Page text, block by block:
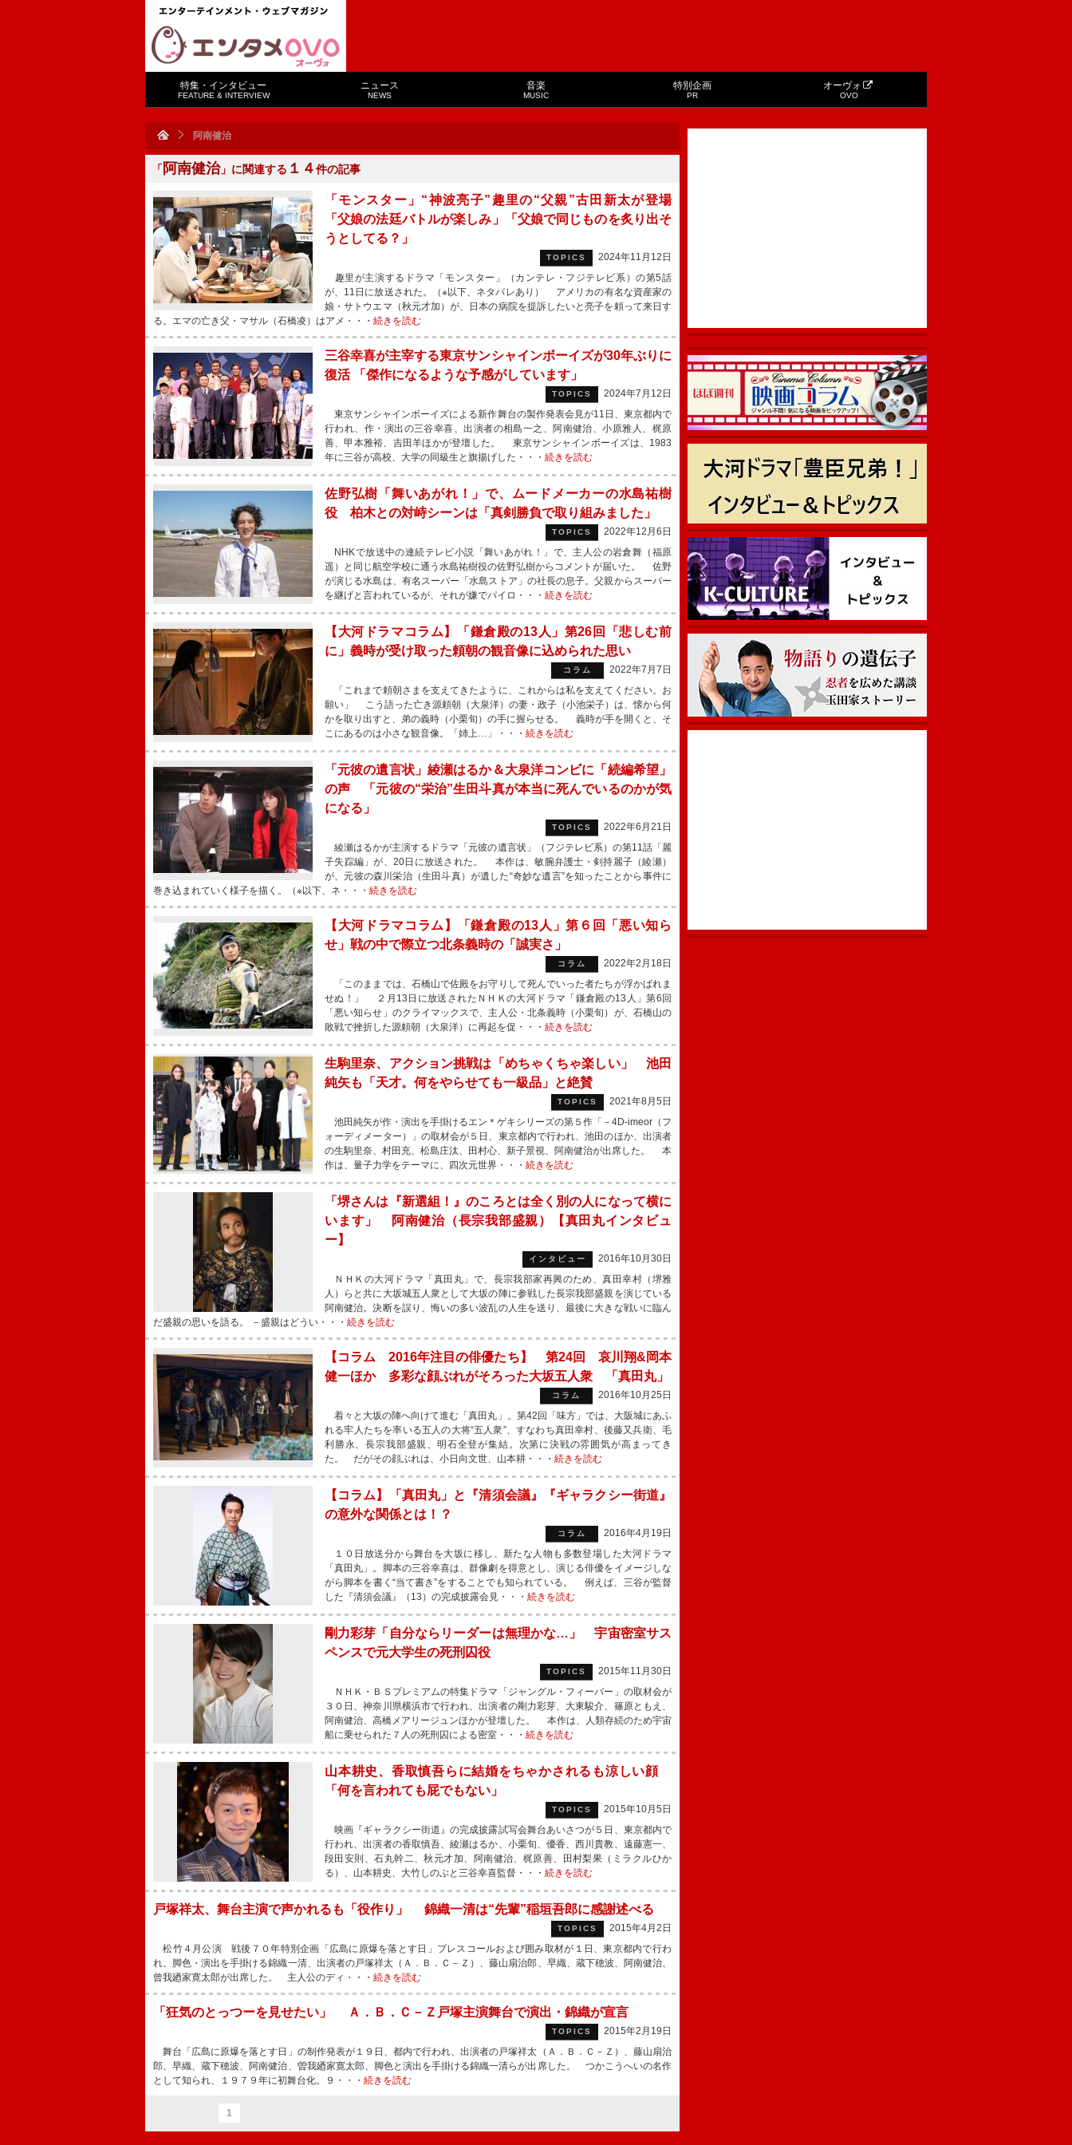
特集・インタビュー
FEATURE & INTERVIEW
ニュース
NEWS
音楽
MUSIC
特別企画
PR
オーヴォ
OVO
阿南健治
「 阿南健治」に関連する １４件の記事
「モンスター」“神波亮子”趣里の“父親”古田新太が登場
「父娘の法廷バトルが楽しみ」「父娘で同じものを炙り出そ
うとしてる？」
TOPICS
2024年11月12日
趣里が主演するドラマ「モンスター」（カンテレ・フジテレビ系）の第5話
が、11日に放送された。（※以下、ネタバレあり） アメリカの有名な資産家の
娘・サトウエマ（秋元才加）が、日本の病院を提訴したいと亮子を頼って来日す
る。エマの亡き父・マサル（石橋凌）はアメ・・・ 続きを読む
三谷幸喜が主宰する東京サンシャインボーイズが30年ぶりに
復活 「傑作になるような予感がしています」
TOPICS
2024年7月12日
東京サンシャインボーイズによる新作舞台の製作発表会見が11日、東京都内で
行われ、作・演出の三谷幸喜、出演者の相島一之、阿南健治、小原雅人、梶原
善、甲本雅裕、吉田羊ほかが登壇した。 東京サンシャインボーイズは、1983
年に三谷が高校、大学の同級生と旗揚げした・・・ 続きを読む
佐野弘樹「舞いあがれ！」で、ムードメーカーの水島祐樹
役 柏木との対峙シーンは「真剣勝負で取り組みました」
TOPICS
2022年12月6日
NHKで放送中の連続テレビ小説「舞いあがれ！」で、主人公の岩倉舞（福原
遥）と同じ航空学校に通う水島祐樹役の佐野弘樹からコメントが届いた。 佐野
が演じる水島は、有名スーパー「水島ストア」の社長の息子。父親からスーパー
を継げと言われているが、それが嫌でパイロ・・・ 続きを読む
【大河ドラマコラム】「鎌倉殿の13人」第26回「悲しむ前
に」義時が受け取った頼朝の観音像に込められた思い
コラム
2022年7月7日
「これまで頼朝さまを支えてきたように、これからは私を支えてください。お
願い」 こう語った亡き源頼朝（大泉洋）の妻・政子（小池栄子）は、懐から何
かを取り出すと、弟の義時（小栗旬）の手に握らせる。 義時が手を開くと、そ
こにあるのは小さな観音像。「姉上…」・・・ 続きを読む
「元彼の遺言状」綾瀬はるか＆大泉洋コンビに「続編希望」
の声 「元彼の“栄治”生田斗真が本当に死んでいるのかが気
になる」
TOPICS
2022年6月21日
綾瀬はるかが主演するドラマ「元彼の遺言状」（フジテレビ系）の第11話「麗
子失踪編」が、20日に放送された。 本作は、敏腕弁護士・剣持麗子（綾瀬）
が、元彼の森川栄治（生田斗真）が遺した“奇妙な遺言”を知ったことから事件に
巻き込まれていく様子を描く。（※以下、ネ・・・ 続きを読む
【大河ドラマコラム】「鎌倉殿の13人」第６回「悪い知ら
せ」戦の中で際立つ北条義時の「誠実さ」
コラム
2022年2月18日
「このままでは、石橋山で佐殿をお守りして死んでいった者たちが浮かばれま
せぬ！」 ２月13日に放送されたＮＨＫの大河ドラマ「鎌倉殿の13人」第6回
「悪い知らせ」のクライマックスで、主人公・北条義時（小栗旬）が、石橋山の
敗戦で挫折した源頼朝（大泉洋）に再起を促・・・ 続きを読む
生駒里奈、アクション挑戦は「めちゃくちゃ楽しい」 池田
純矢も「天才。何をやらせても一級品」と絶賛
TOPICS
2021年8月5日
池田純矢が作・演出を手掛けるエン＊ゲキシリーズの第５作「－4D-imeor（フ
ォーディメーター）」の取材会が５日、東京都内で行われ、池田のほか、出演者
の生駒里奈、村田充、松島庄汰、田村心、新子景視、阿南健治が出席した。 本
作は、量子力学をテーマに、四次元世界・・・ 続きを読む
「堺さんは『新選組！』のころとは全く別の人になって横に
います」 阿南健治（長宗我部盛親）【真田丸インタビュ
ー】
インタビュー
2016年10月30日
ＮＨＫの大河ドラマ「真田丸」で、長宗我部家再興のため、真田幸村（堺雅
人）らと共に大坂城五人衆として大坂の陣に参戦した長宗我部盛親を演じている
阿南健治。決断を誤り、悔いの多い波乱の人生を送り、最後に大きな戦いに臨ん
だ盛親の思いを語る。 －盛親はどうい・・・ 続きを読む
【コラム 2016年注目の俳優たち】 第24回 哀川翔&岡本
健一ほか 多彩な顔ぶれがそろった大坂五人衆 「真田丸」
コラム
2016年10月25日
着々と大坂の陣へ向けて進む「真田丸」。第42回「味方」では、大阪城にあふ
れる牢人たちを率いる五人の大将“五人衆”、すなわち真田幸村、後藤又兵衛、毛
利勝永、長宗我部盛親、明石全登が集結。次第に決戦の雰囲気が高まってき
た。 だがその顔ぶれは、小日向文世、山本耕・・・ 続きを読む
【コラム】「真田丸」と『清須会議』『ギャラクシー街道』
の意外な関係とは！？
コラム
2016年4月19日
１０日放送分から舞台を大坂に移し、新たな人物も多数登場した大河ドラマ
「真田丸」。脚本の三谷幸喜は、群像劇を得意とし、演じる俳優をイメージしな
がら脚本を書く“当て書き”をすることでも知られている。 例えば、三谷が監督
した『清須会議』（13）の完成披露会見・・・ 続きを読む
剛力彩芽「自分ならリーダーは無理かな…」 宇宙密室サス
ペンスで元大学生の死刑囚役
TOPICS
2015年11月30日
ＮＨＫ・ＢＳプレミアムの特集ドラマ「ジャングル・フィーバー」の取材会が
３０日、神奈川県横浜市で行われ、出演者の剛力彩芽、大東駿介、篠原ともえ、
阿南健治、高橋メアリージュンほかが登壇した。 本作は、人類存続のため宇宙
船に乗せられた７人の死刑囚による密室・・・ 続きを読む
山本耕史、香取慎吾らに結婚をちゃかされるも涼しい顔
「何を言われても屁でもない」
TOPICS
2015年10月5日
映画『ギャラクシー街道』の完成披露試写会舞台あいさつが５日、東京都内で
行われ、出演者の香取慎吾、綾瀬はるか、小栗旬、優香、西川貴教、遠藤憲一、
段田安則、石丸幹二、秋元才加、阿南健治、梶原善、田村梨果（ミラクルひか
る）、山本耕史、大竹しのぶと三谷幸喜監督・・・ 続きを読む
戸塚祥太、舞台主演で声かれるも「役作り」 錦織一清は“先輩”稲垣吾郎に感謝述べる
TOPICS
2015年4月2日
松竹４月公演 戦後７０年特別企画「広島に原爆を落とす日」プレスコールおよび囲み取材が１日、東京都内で行わ
れ、脚色・演出を手掛ける錦織一清、出演者の戸塚祥太（Ａ．Ｂ．Ｃ－Ｚ）、藤山扇治郎、早織、蔵下穂波、阿南健治、
曾我廼家寛太郎が出席した。 主人公のディ・・・ 続きを読む
「狂気のとっつーを見せたい」 Ａ．Ｂ．Ｃ－Ｚ戸塚主演舞台で演出・錦織が宣言
TOPICS
2015年2月19日
舞台「広島に原爆を落とす日」の制作発表が１９日、都内で行われ、出演者の戸塚祥太（Ａ．Ｂ．Ｃ－Ｚ）、藤山扇治
郎、早織、蔵下穂波、阿南健治、曽我廼家寛太郎、脚色と演出を手掛ける錦織一清らが出席した。 つかこうへいの名作
として知られ、１９７９年に初舞台化。９・・・ 続きを読む
1